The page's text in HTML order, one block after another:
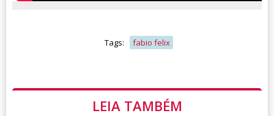
Tags: fabio felix
LEIA TAMBÉM